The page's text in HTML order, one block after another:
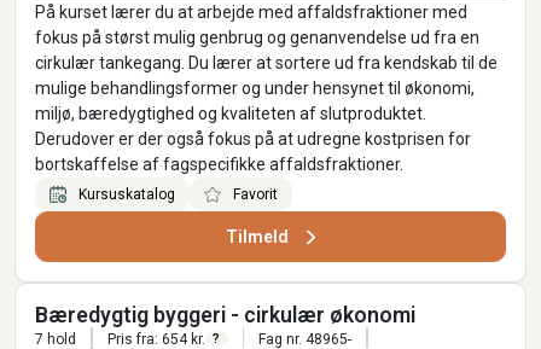
På kurset lærer du at arbejde med affaldsfraktioner med
fokus på størst mulig genbrug og genanvendelse ud fra en
cirkulær tankegang. Du lærer at sortere ud fra kendskab til de
mulige behandlingsformer og under hensynet til økonomi,
miljø, bæredygtighed og kvaliteten af slutproduktet.
Derudover er der også fokus på at udregne kostprisen for
bortskaffelse af fagspecifikke affaldsfraktioner.
Kursuskatalog Favorit
Tilmeld
Bæredygtig byggeri - cirkulær økonomi
7 hold Pris fra: 654 kr. ?
Fag nr. 48965-